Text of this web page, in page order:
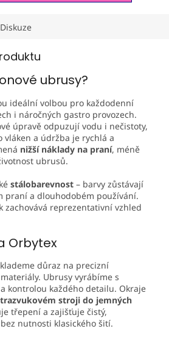
Diskuze
ubrusy?
ideální volbou pro každodenní
i náročných gastro provozech.
úpravě odpuzují vodu i nečistoty,
vláken a údržba je rychlá a
nižší náklady na praní, méně
ubrusů.
stálobarevnost – barvy zůstávají
praní a dlouhodobém používání.
zachovává reprezentativní vzhled
Orbytex
klademe důraz na precizní
Ubrusy vyrábíme s
kontrolou každého detailu. Okraje
stroji do jemných
třepení a zajišťuje čistý,
nutnosti klasického šití.